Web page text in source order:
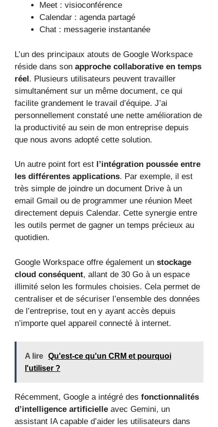
Meet : visioconférence
Calendar : agenda partagé
Chat : messagerie instantanée
L’un des principaux atouts de Google Workspace
réside dans son approche collaborative en temps
réel. Plusieurs utilisateurs peuvent travailler
simultanément sur un même document, ce qui
facilite grandement le travail d’équipe. J’ai
personnellement constaté une nette amélioration de
la productivité au sein de mon entreprise depuis
que nous avons adopté cette solution.
Un autre point fort est l’intégration poussée entre
les différentes applications. Par exemple, il est
très simple de joindre un document Drive à un
email Gmail ou de programmer une réunion Meet
directement depuis Calendar. Cette synergie entre
les outils permet de gagner un temps précieux au
quotidien.
Google Workspace offre également un stockage
cloud conséquent, allant de 30 Go à un espace
illimité selon les formules choisies. Cela permet de
centraliser et de sécuriser l’ensemble des données
de l’entreprise, tout en y ayant accès depuis
n’importe quel appareil connecté à internet.
A lire Qu'est-ce qu'un CRM et pourquoi
l'utiliser ?
Récemment, Google a intégré des fonctionnalités
d’intelligence artificielle avec Gemini, un
assistant IA capable d’aider les utilisateurs dans